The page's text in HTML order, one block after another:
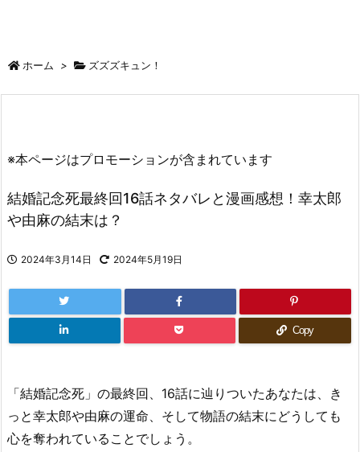
ホーム > ズズズキュン！
※本ページはプロモーションが含まれています
結婚記念死最終回16話ネタバレと漫画感想！幸太郎
や由麻の結末は？
2024年3月14日 2024年5月19日
Copy
「結婚記念死」の最終回、16話に辿りついたあなたは、き
っと幸太郎や由麻の運命、そして物語の結末にどうしても
心を奪われていることでしょう。